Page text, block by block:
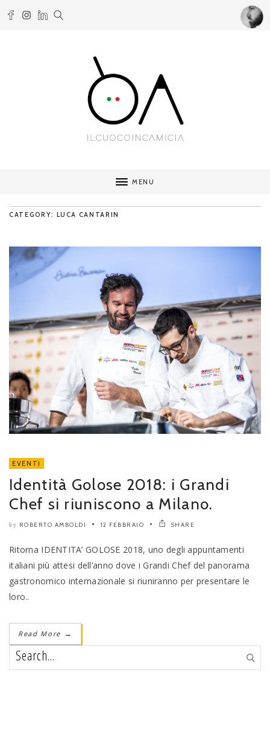
MENU
CATEGORY: LUCA CANTARIN
EVENTI
Identità Golose 2018: i Grandi
Chef si riuniscono a Milano.
by ROBERTO AMBOLDI 12 FEBBRAIO SHARE
Ritorna IDENTITA’ GOLOSE 2018, uno degli appuntamenti
italiani più attesi dell’anno dove i Grandi Chef del panorama
gastronomico internazionale si riuniranno per presentare le
loro..
Read More →